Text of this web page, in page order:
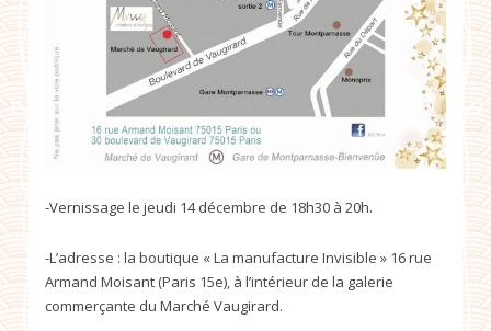
-Vernissage le jeudi 14 décembre de 18h30 à 20h.
-L’adresse : la boutique « La manufacture Invisible » 16 rue
Armand Moisant (Paris 15e), à l’intérieur de la galerie
commerçante du Marché Vaugirard.